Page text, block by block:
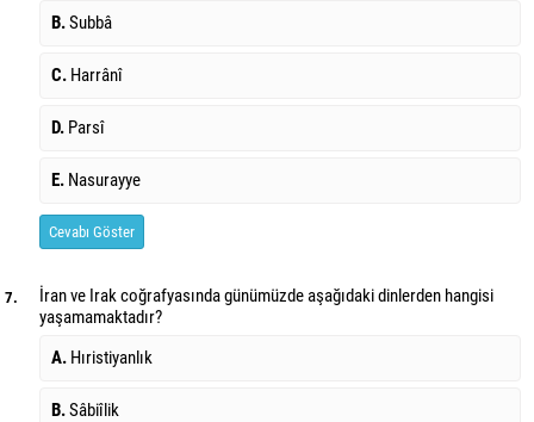
B.Subbâ
C. Harrânî
D. Parsî
E. Nasurayye
Cevabı Göster
7.
İran ve Irak coğrafyasında günümüzde aşağıdaki dinlerden hangisi
yaşamamaktadır?
A. Hıristiyanlık
B.Sâbiîlik